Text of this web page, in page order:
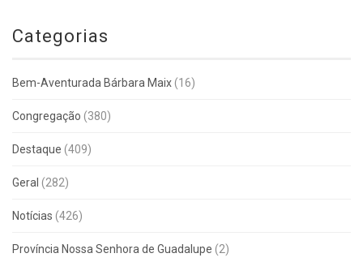
Categorias
Bem-Aventurada Bárbara Maix (16)
Congregação (380)
Destaque (409)
Geral (282)
Notícias (426)
Província Nossa Senhora de Guadalupe (2)